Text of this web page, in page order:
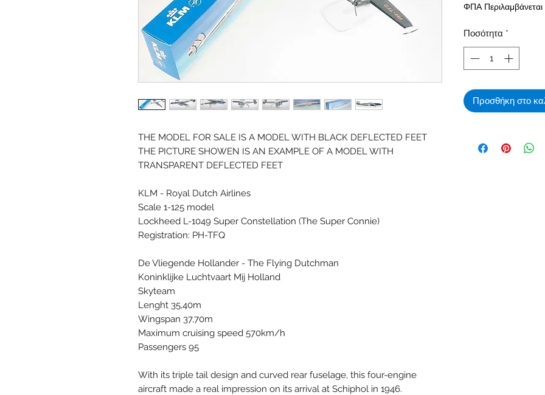
THE MODEL FOR SALE IS A MODEL WITH BLACK DEFLECTED FEET
THE PICTURE SHOWEN IS AN EXAMPLE OF A MODEL WITH
TRANSPARENT DEFLECTED FEET
KLM - Royal Dutch Airlines
Scale 1-125 model
Lockheed L-1049 Super Constellation (The Super Connie)
Registration: PH-TFQ
De Vliegende Hollander - The Flying Dutchman
Koninklijke Luchtvaart Mij Holland
Skyteam
Lenght 35,40m
Wingspan 37,70m
Maximum cruising speed 570km/h
Passengers 95
With its triple tail design and curved rear fuselage, this four-engine
aircraft made a real impression on its arrival at Schiphol in 1946.
ΦΠΑ Περιλαμβάνεται
Ποσότητα *
Προσθήκη στο